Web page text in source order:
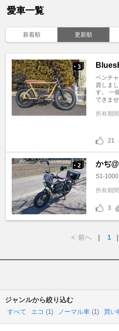
愛車一覧
新着順 更新順
+ 3
ベンチ
資しま
す。 一
できま
所有期間
21
+ 2 かぢ
S1-
所有期間
3
< 前へ ｜ 1 ｜
ジャンルから絞り込む
すべて エコ (1 ) ノーマル車 (1 ) 買い